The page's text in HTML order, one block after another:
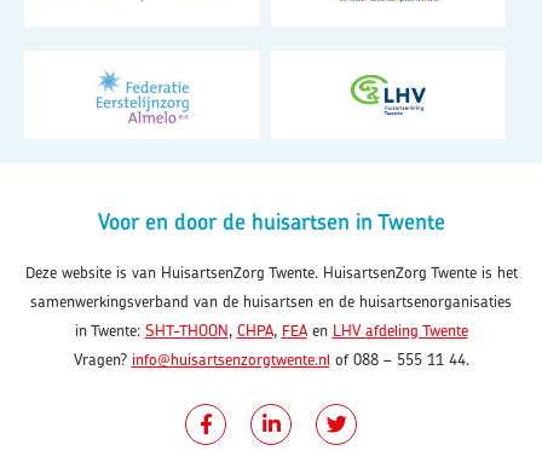
Voor en door de huisartsen in Twente
Deze website is van HuisartsenZorg Twente. HuisartsenZorg Twente is het
samenwerkingsverband van de huisartsen en de huisartsenorganisaties
in Twente: SHT-THOON, CHPA, FEAen LHV afdeling Twente
Vragen? info@huisartsenzorgtwente.nlof 088 – 555 11 44.